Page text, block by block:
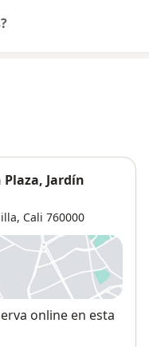
Jardín
, Cali 760000
en una nueva
online en esta